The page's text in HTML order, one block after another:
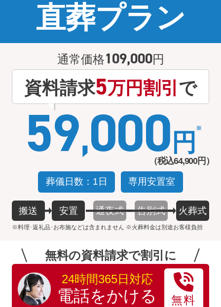
直葬プラン
通常価格109,000円
資料請求5万円割引 で
59,000 円
（税込64,900円）
葬儀日数：1日 専用安置室
搬送 安置 通夜式 告別式 火葬式
※料理･返礼品･お布施などは含まれません ※火葬料金は別途お客様負担
無料の資料請求で割引に
24時間365日対応
電話をかける 無料